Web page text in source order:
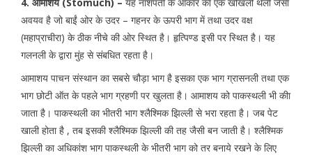
अवयव है जो बाईं ओर के उदर – गहनर के ऊपरी भाग में तथा उदर वक्ष
(महाप्राचीरा) के ठीक नीचे की ओर स्थित है। हृत्पिण्ड इसी पर स्थित है। यह
गलनली के द्वारा मुंह से संबधित रहता है।
आमाशय पाचन संस्थान का सबसे चौड़ा भाग है इसका एक भाग ग्रासनली तथा एक
भाग छोटी ऑत के पहले भाग ग्रहणी पर खुलता है। आमाशय को पाकस्थली भी कीा
जाता है। पाकस्थली का भीतरी भाग श्लैश्मिक झिल्ली से भरा रहता है। जब पेट
खाली होता है , तब इसकी श्लैश्मिक झिल्ली की तह जैसी बन जाती है। श्लैश्मिक
झिल्ली का अधिकांश भाग पाकस्थली के भीतरी भाग को तर बनाये रखने के लिए